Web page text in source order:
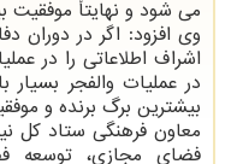
می شود و نهایتاً
وی افزود: اگر در دوران
در عملیات والفجر بسیار
بیشترین برگ برنده و موفقیت
معاون فرهنگی ستاد کل
فضای مجازی، توسعه